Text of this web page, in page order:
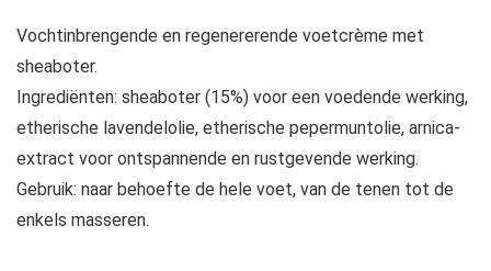
Vochtinbrengende en regenererende voetcrème met
sheaboter.
Ingrediënten: sheaboter (15%) voor een voedende werking,
etherische lavendelolie, etherische pepermuntolie, arnica-
extract voor ontspannende en rustgevende werking.
Gebruik: naar behoefte de hele voet, van de tenen tot de
enkels masseren.